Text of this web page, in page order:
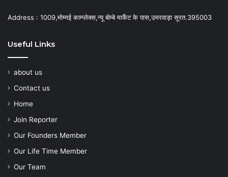
Address : 1009,मोम्मई काम्प्लेक्स,न्यू बोम्बे मार्केट के पास,उमरवाड़ा सूरत.395003
Useful Links
about us
Contact us
Home
Join Reporter
Our Founders Member
Our Life Time Member
Our Team